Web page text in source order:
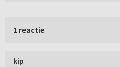
1 reactie
kip